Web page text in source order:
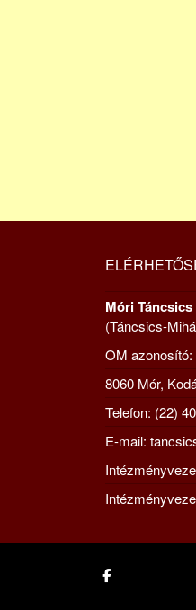
Móri
(Táncsics-
OM azonosító:
8060 Mór,
Telefon: (22)
E-mail: